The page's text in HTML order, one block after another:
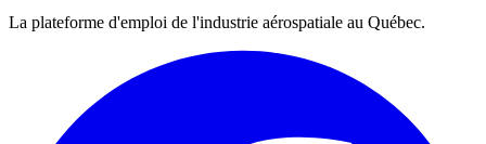
La plateforme d'emploi de l'industrie aérospatiale au Québec.